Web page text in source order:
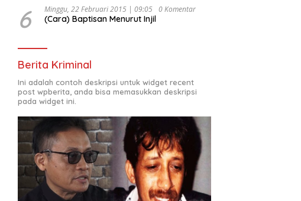
6 Minggu, 22 Februari 2015 | 09:05 0 Komentar
(Cara) Baptisan Menurut Injil
Berita Kriminal
Ini adalah contoh deskripsi untuk widget recent
post wpberita, anda bisa memasukkan deskripsi
pada widget ini.